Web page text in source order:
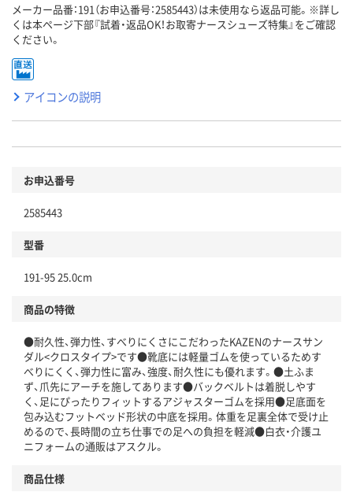
メーカー品番：191（お申込番号：2585443）は未使用なら返品可能。※詳し
くは本ページ下部『試着・返品OK！お取寄ナースシューズ特集』をご確認
ください。
アイコンの説明
お申込番号
2585443
型番
191-95 25.0cm
商品の特徴
●耐久性、弾力性、すべりにくさにこだわったKAZENのナースサン
ダル<クロスタイプ>です●靴底には軽量ゴムを使っているためす
べりにくく、弾力性に富み、強度、耐久性にも優れます。●土ふま
ず、爪先にアーチを施してあります●バックベルトは着脱しやす
く、足にぴったりフィットするアジャスターゴムを採用●足底面を
包み込むフットベッド形状の中底を採用。体重を足裏全体で受け止
めるので、長時間の立ち仕事での足への負担を軽減●白衣・介護ユ
ニフォームの通販はアスクル。
商品仕様